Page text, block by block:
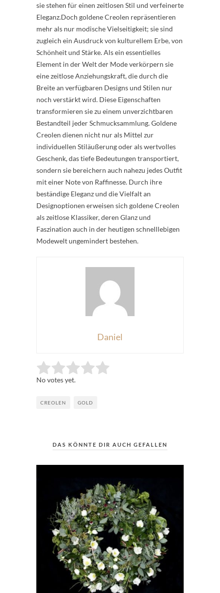
sie stehen für einen zeitlosen Stil und verfeinerte
Eleganz.Doch goldene Creolen repräsentieren
mehr als nur modische Vielseitigkeit; sie sind
zugleich ein Ausdruck von kulturellem Erbe, von
Schönheit und Stärke. Als ein essentielles
Element in der Welt der Mode verkörpern sie
eine zeitlose Anziehungskraft, die durch die
Breite an verfügbaren Designs und Stilen nur
noch verstärkt wird. Diese Eigenschaften
transformieren sie zu einem unverzichtbaren
Bestandteil jeder Schmucksammlung. Goldene
Creolen dienen nicht nur als Mittel zur
individuellen Stiläußerung oder als wertvolles
Geschenk, das tiefe Bedeutungen transportiert,
sondern sie bereichern auch nahezu jedes Outfit
mit einer Note von Raffinesse. Durch ihre
beständige Eleganz und die Vielfalt an
Designoptionen erweisen sich goldene Creolen
als zeitlose Klassiker, deren Glanz und
Faszination auch in der heutigen schnelllebigen
Modewelt ungemindert bestehen.
Daniel
Rate this item: Submit Rating
No votes yet.
CREOLEN GOLD
DAS KÖNNTE DIR AUCH GEFALLEN